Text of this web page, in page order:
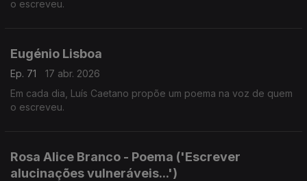
o escreveu.
Eugénio Lisboa
Ep. 71
17 abr. 2026
Em cada dia, Luís Caetano propõe um poema na voz de quem
o escreveu.
Rosa Alice Branco - Poema ('Escrever
alucinações vulneráveis...')